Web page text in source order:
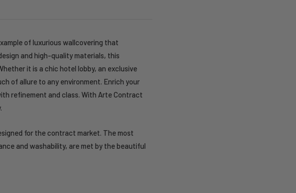
of luxurious wallcovering that
and high-quality materials, this
it is a chic hotel lobby, an exclusive
of allure to any environment. Enrich your
refinement and class. With Arte Contract
for the contract market. The most
and washability, are met by the beautiful